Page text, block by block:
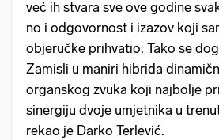
već ih stvara sve ove godine
no i odgovornost i izazov koji
objeručke prihvatio. Tako se
Zamisli u maniri hibrida
organskog zvuka koji najbolje
sinergiju dvoje umjetnika u
rekao je Darko Terlević.